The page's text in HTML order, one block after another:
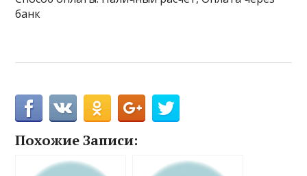
банк
Похожие Записи: